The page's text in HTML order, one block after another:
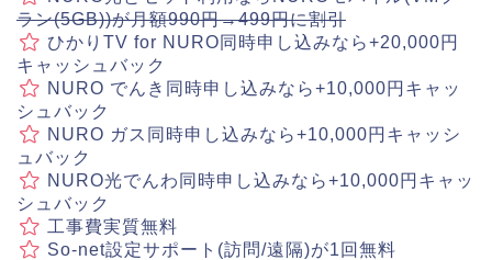
ラン(5GB))が月額990円→499円に割引
ひかりTV for NURO同時申し込みなら+20,000円
キャッシュバック
NURO でんき同時申し込みなら+10,000円キャッ
シュバック
NURO ガス同時申し込みなら+10,000円キャッシ
ュバック
NURO光でんわ同時申し込みなら+10,000円キャッ
シュバック
工事費実質無料
So-net設定サポート(訪問/遠隔)が1回無料